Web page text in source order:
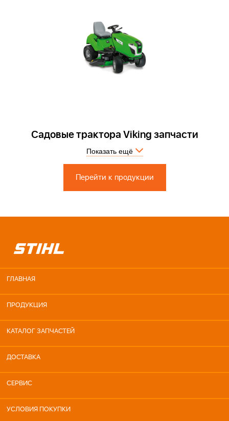
Садовые трактора Viking запчасти
Запчасти по России и СПБ > Официальный сервисный центр.
Показать ещё
Перейти к продукции
ГЛАВНАЯ
ПРОДУКЦИЯ
КАТАЛОГ ЗАПЧАСТЕЙ
ДОСТАВКА
СЕРВИС
УСЛОВИЯ ПОКУПКИ